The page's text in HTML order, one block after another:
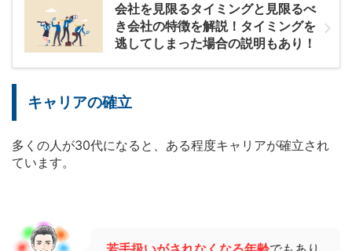
会社を見限るタイミングと見限るべ
き会社の特徴を解説！タイミングを
逃してしまった場合の説明もあり！
キャリアの確立
多くの人が30代になると、ある程度キャリアが確立され
ています。